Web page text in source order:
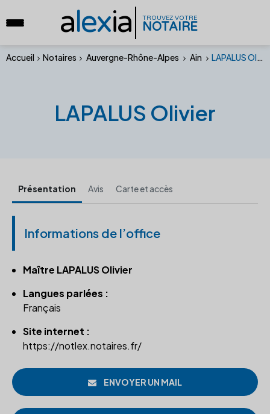
alexia TROUVEZ VOTRE
NOTAIRE
Accueil Notaires Auvergne-Rhône-Alpes Ain LAPALUS Olivier
LAPALUS Olivier
Présentation Avis Carte et accès
Informations de l’office
Maître LAPALUS Olivier
Langues parlées :
Français
Site internet :
https://notlex.notaires.fr/
ENVOYER UN MAIL